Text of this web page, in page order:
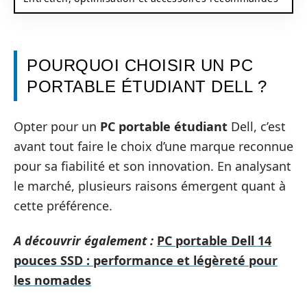
POURQUOI CHOISIR UN PC
PORTABLE ÉTUDIANT DELL ?
Opter pour un PC portable étudiant Dell, c’est
avant tout faire le choix d’une marque reconnue
pour sa fiabilité et son innovation. En analysant
le marché, plusieurs raisons émergent quant à
cette préférence.
A découvrir également : PC portable Dell 14
pouces SSD : performance et légèreté pour
les nomades